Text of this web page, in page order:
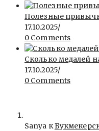
Полезные
17.10.2025/
0 Comments
Сколько медалей
17.10.2025/
0 Comments
Sanya к